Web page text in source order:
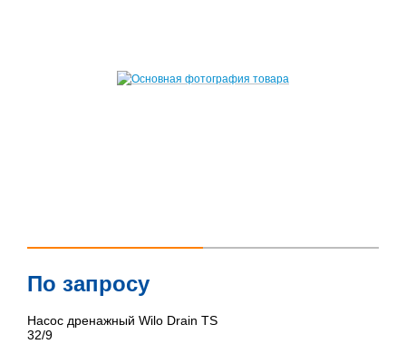
По запросу
Насос дренажный Wilo Drain TS
32/9